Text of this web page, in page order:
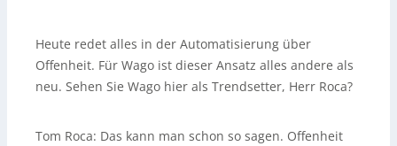
Heute redet alles in der Automatisierung über
Offenheit. Für Wago ist dieser Ansatz alles andere als
neu. Sehen Sie Wago hier als Trendsetter, Herr Roca?
Tom Roca: Das kann man schon so sagen. Offenheit